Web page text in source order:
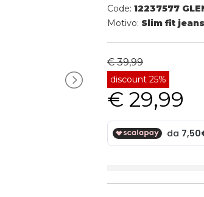
Code:12237577
Motivo: Slim fit jeans
€ 39,99
discount 25%
€ 29,99